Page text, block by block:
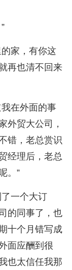
家，有你这
再也清不回来
在外面的事
外贸大公司，
错，老总赏识
经理后，老总
。”
一个大订
的同事了，也
十个月错写成
面应酬到很
也太信任我那